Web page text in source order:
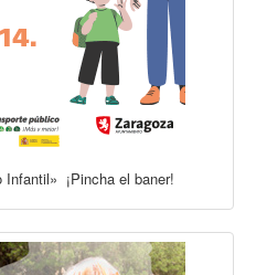
Infantil» ¡Pincha el baner!